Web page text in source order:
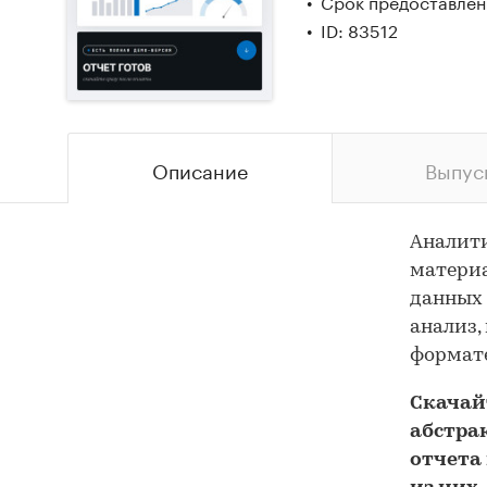
ID: 83512
Описание
данных
отчета